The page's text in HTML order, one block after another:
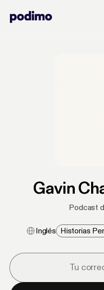
Gavin
Podcast
Inglés Historias